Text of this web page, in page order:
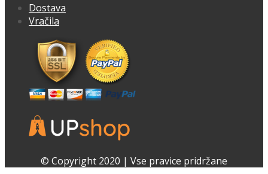
strani
izdelka
Dostava
Vračila
Facebook
Instagram© Copyright 2020 | Vse pravice pridržane